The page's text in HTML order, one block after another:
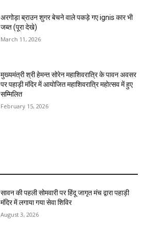
अरगोड़ा ब्राउन शुगर बेचने वाले पकड़े गए ignis कार भी
जब्त (पूरा देखे)
March 11, 2026
मुख्यमंत्री श्री हेमन्त सोरेन महाशिवरात्रि के पावन अवसर
पर पहाड़ी मंदिर में आयोजित महाशिवरात्रि महोत्सव में हुए
सम्मिलित
February 15, 2026
सावन की पहली सोमवारी पर हिंदू जागृत मंच द्वारा पहाड़ी
मंदिर में लगाया गया सेवा शिविर
August 3, 2026